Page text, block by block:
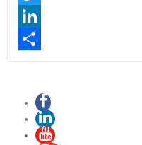
Twitter
LinkedIn
Share